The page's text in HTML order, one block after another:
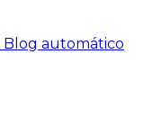
Blog automático